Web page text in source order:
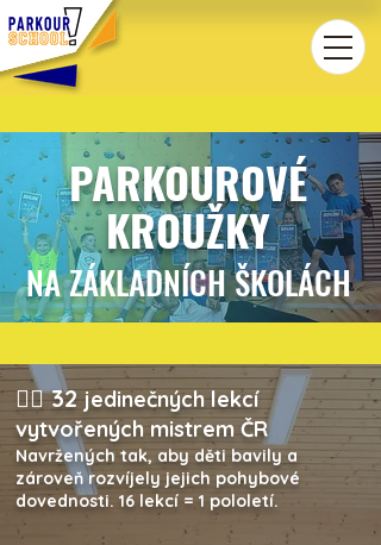
PARKOUROVÉ
KROUŽKY
NA ZÁKLADNÍCH ŠKOLÁCH
🤸‍♂️ 32 jedinečných lekcí
vytvořených mistrem ČR
Navržených tak, aby děti bavily a
zároveň rozvíjely jejich pohybové
dovednosti. 16 lekcí = 1 pololetí.